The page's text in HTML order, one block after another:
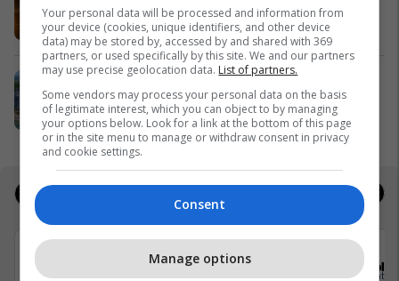
3, 4 dhe 5 gusht në Prishtinë
Expo Prishtina
Holiday In 2 – banesa juaj për
pushime pranë detit
Edil Project
Jobs
Your personal data will be processed and information from
your device (cookies, unique identifiers, and other device
data) may be stored by, accessed by and shared with 369
partners, or used specifically by this site. We and our partners
may use precise geolocation data. List of partners.
Some vendors may process your personal data on the basis
of legitimate interest, which you can object to by managing
your options below. Look for a link at the bottom of this page
or in the site menu to manage or withdraw consent in privacy
and cookie settings.
Consent
Manage options